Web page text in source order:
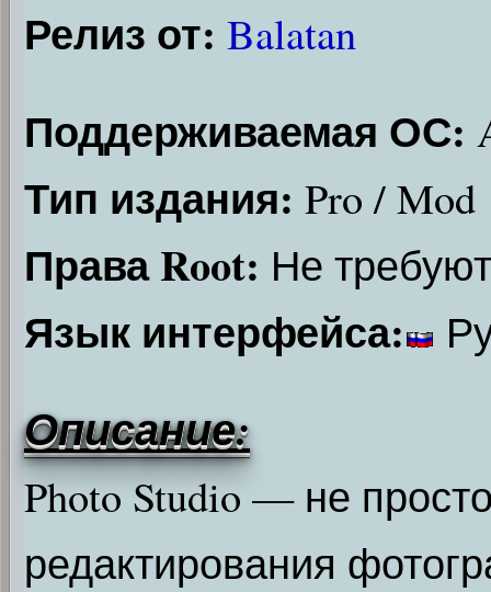
Релиз от: Balatan
Поддерживаемая ОС:
Тип издания: Pro / Mod
Права Root: Не
Язык интерфейса:
Описание:
Photo Studio — не
редактирования